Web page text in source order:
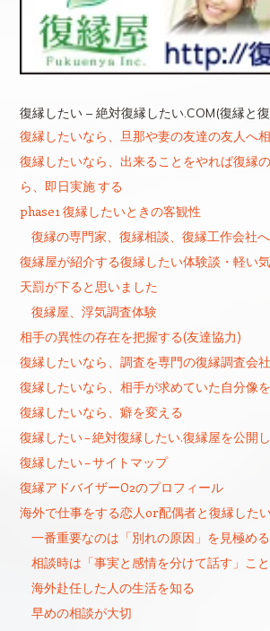
復縁したい – 絶対復縁したい.COM(復縁と
復縁したいなら、旦那や妻の友達の友人へ
復縁したいなら、出来ることをやれば復縁
ら、即日実施 する
phase1 復縁したいときの客観性
復縁の専門家、復縁相談、復縁工作会社
復縁屋が紹介する復縁したい体験談・軽い
天罰が下ると思いました
復縁屋、浮気調査体験
相手の異性の存在を把握する(友達協力)
復縁したいなら、調査を専門の復縁調査会
復縁したいなら、相手が求めていた自分像
復縁したいなら、癖を変える
復縁したい – 絶対復縁したい.復縁屋を公開し
復縁したい – サイトマップ
復縁アドバイザーO2のプロフィール
海外で仕事をする恋人or配偶者と復縁した
一番重要なのは「別れの原因」を見極め
相談時は「事実と感情を分けて話す」こ
海外赴任した人の生活を知る
早めの相談が大切